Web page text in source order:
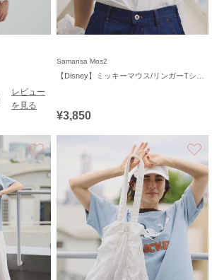
レビュー
を見る
Samansa Mos2
¥3,850
お気に入り